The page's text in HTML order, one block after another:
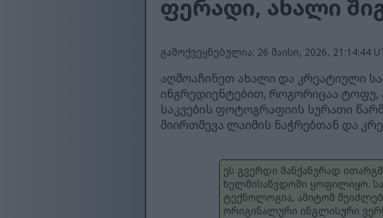
ფერადი, ახალი
გამოქვეყნებულია: 26 მაისი, 2026, 21:14:44
აღმოაჩინეთ ახალი და კრეატიული
ინგრედიენტებით, როგორიცაა
საკვების ფოტოგრაფიის სურათი
მიირთმევა ლაიმის ნაჭრებთან და
ეს გვერდი მანქანურად
ხელმისაწვდომი ყოფილიყო.
ტექნოლოგია, ამიტომ
ორიგინალური ინგლისური